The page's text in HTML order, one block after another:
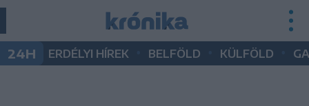
24H ERDÉLYI HÍREK BELFÖLD KÜLFÖLD